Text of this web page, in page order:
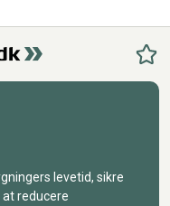
levetid, sikre
reducere